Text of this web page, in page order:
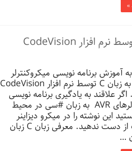
»
آموزش برنامه نویسی میکروکنترلر
هاي AVR به زبان C توسط نرم افزار CodeVision
علاقند به یادگیری برنامه نویسی
میکروکنترلرهای AVR به زبان #سی در محیط
این نوشته را در میکرو دیزاینر
الکترونیک از دست ندهید. معرفی زبان C زبان